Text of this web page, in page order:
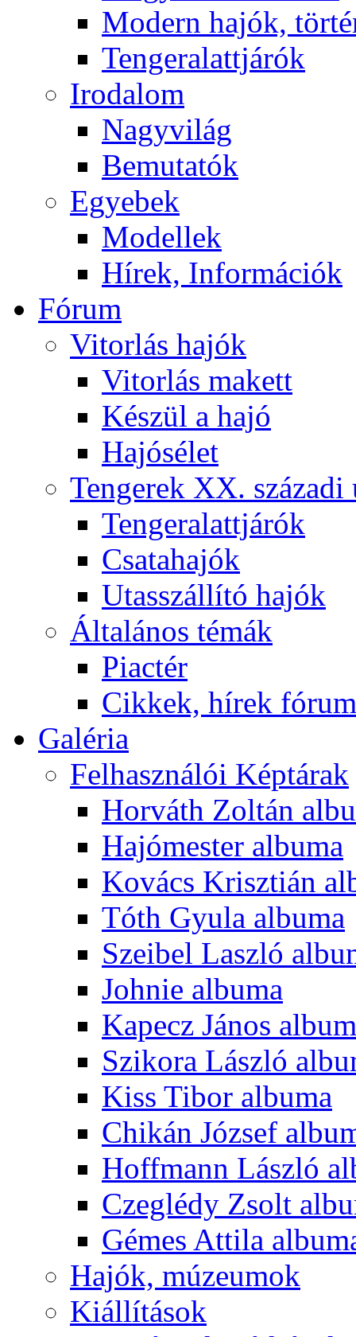
Modern hajók,
Tengeralattjárók
Irodalom
Nagyvilág
Bemutatók
Egyebek
Modellek
Hírek, Információk
Fórum
Vitorlás hajók
Vitorlás makett
Készül a hajó
Hajósélet
Tengerek XX. századi
Tengeralattjárók
Csatahajók
Utasszállító hajók
Általános témák
Piactér
Cikkek, hírek
Galéria
Felhasználói Képtárak
Horváth Zoltán
Hajómester albuma
Kovács Krisztián
Tóth Gyula albuma
Szeibel Laszló
Johnie albuma
Kapecz János
Szikora László
Kiss Tibor albuma
Chikán József
Hoffmann László
Czeglédy Zsolt
Gémes Attila
Hajók, múzeumok
Kiállítások